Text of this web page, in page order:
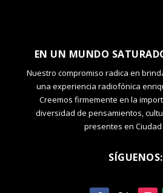
EN UN MUNDO
Nuestro compromiso radica en
una experiencia radiofónica
Creemos firmemente en la
diversidad de pensamientos,
presentes en Ciudad
SÍGUENOS: